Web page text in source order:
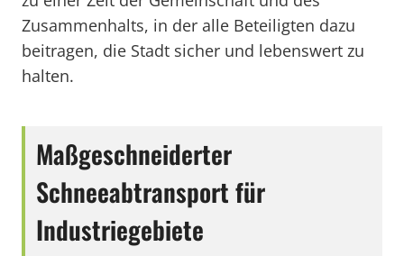
Zusammenhalts, in der alle Beteiligten dazu
beitragen, die Stadt sicher und lebenswert zu
halten.
Maßgeschneiderter
Schneeabtransport für
Industriegebiete